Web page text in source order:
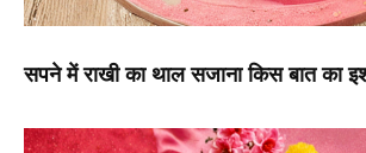
सपने में राखी का थाल सजाना किस बात का